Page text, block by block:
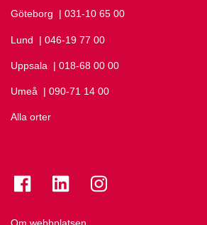
Göteborg Ring Göteborg på
| 031-10 65 00
Lund Ring Lund på
| 046-19 77 00
Uppsala Ring Uppsala på
| 018-68 00 00
Umeå Ring Umeå på
| 090-71 14 00
Alla orter
Se folkuniversitetet på Facebook
Se folkuniversitetet på LinkedIn